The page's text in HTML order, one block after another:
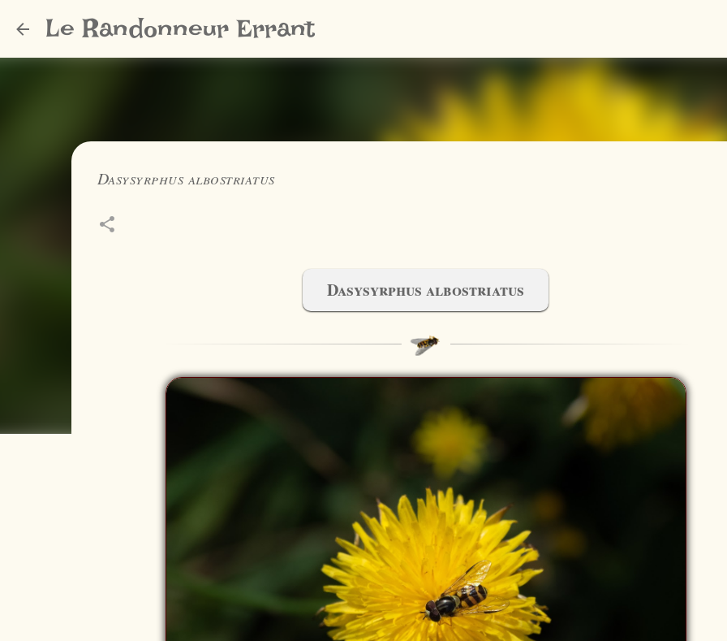
Le Randonneur Errant
Dasysyrphus albostriatus
Dasysyrphus albostriatus